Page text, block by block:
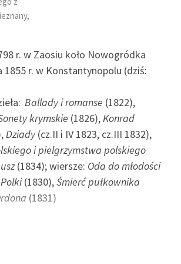
r. w Zaosiu koło Nowogródka
1855 r. w Konstantynopolu (dziś:
Ballady i romanse (1822),
krymskie (1826),Konrad
Dziady(cz.II i IV 1823, cz.III 1832),
i pielgrzymstwa polskiego
(1834); wiersze: Oda do młodości
(1830),Śmierć pułkownika
(1831)
Syn adwokata, Mikołaja (zm.